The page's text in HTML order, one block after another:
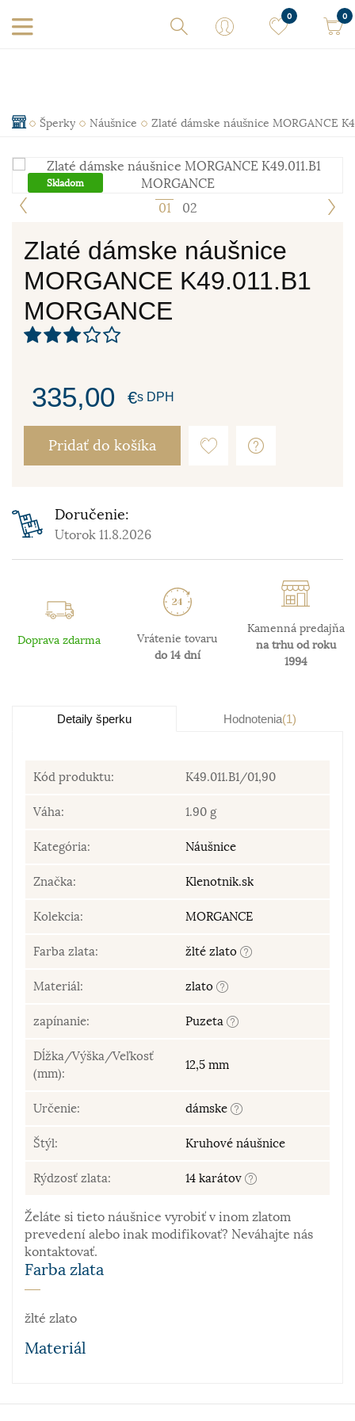
0 0
Šperky Náušnice Zlaté dámske náušnice MORGANCE
Skladom
1 2
Zlaté dámske náušnice
MORGANCE K49.011.B1
MORGANCE
335,00 €s DPH
Pridať do košíka
Doručenie:
Utorok 11.8.2026
Doprava zdarma
Vrátenie tovaru
do 14 dní
Kamenná predajňa
na trhu od roku
1994
Detaily šperku Hodnotenia(1)
Kód produktu: K49.011.B1/01,90
Váha: 1.90 g
Kategória: Náušnice
Značka: Klenotnik.sk
Kolekcia: MORGANCE
Farba zlata: žlté zlato
Materiál: zlato
zapínanie: Puzeta
Dĺžka/Výška/Veľkosť
(mm):
12,5 mm
Určenie: dámske
Štýl: Kruhové náušnice
Rýdzosť zlata: 14 karátov
Želáte si tieto náušnice vyrobiť v inom zlatom
prevedení alebo inak modifikovať? Neváhajte nás
kontaktovať.
Farba zlata
žlté zlato
Materiál